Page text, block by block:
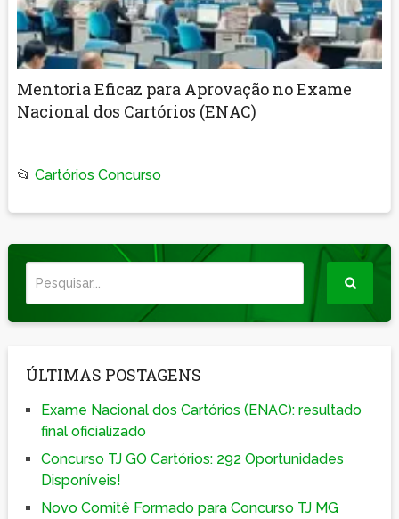
Mentoria Eficaz para Aprovação no Exame
Nacional dos Cartórios (ENAC)
📂 Cartórios Concurso
ÚLTIMAS POSTAGENS
Exame Nacional dos Cartórios (ENAC): resultado
final oficializado
Concurso TJ GO Cartórios: 292 Oportunidades
Disponíveis!
Novo Comitê Formado para Concurso TJ MG